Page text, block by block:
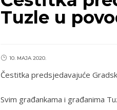
Tuzle u
10. MAJA 2020.
Čestitka predsjedavajuće
Svim građankama i građanima